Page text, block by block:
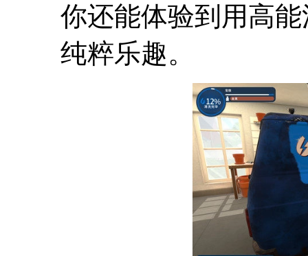
你还能体验到用高
纯粹乐趣。